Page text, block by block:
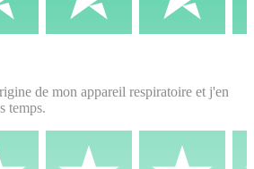
de mon appareil respiratoire et j'en
temps.